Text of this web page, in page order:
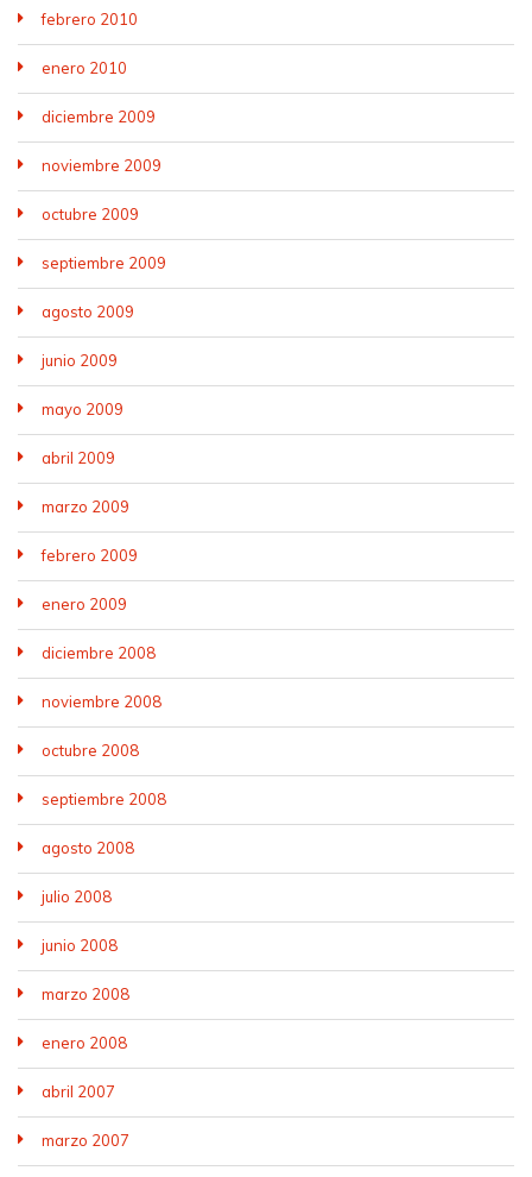
febrero 2010
enero 2010
diciembre 2009
noviembre 2009
octubre 2009
septiembre 2009
agosto 2009
junio 2009
mayo 2009
abril 2009
marzo 2009
febrero 2009
enero 2009
diciembre 2008
noviembre 2008
octubre 2008
septiembre 2008
agosto 2008
julio 2008
junio 2008
marzo 2008
enero 2008
abril 2007
marzo 2007